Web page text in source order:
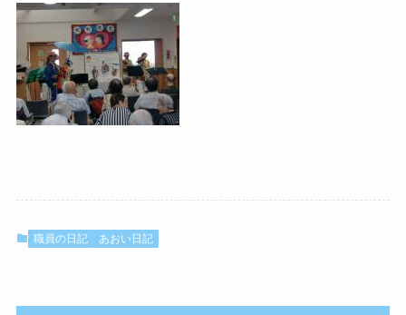
職員の日記 あおい日記